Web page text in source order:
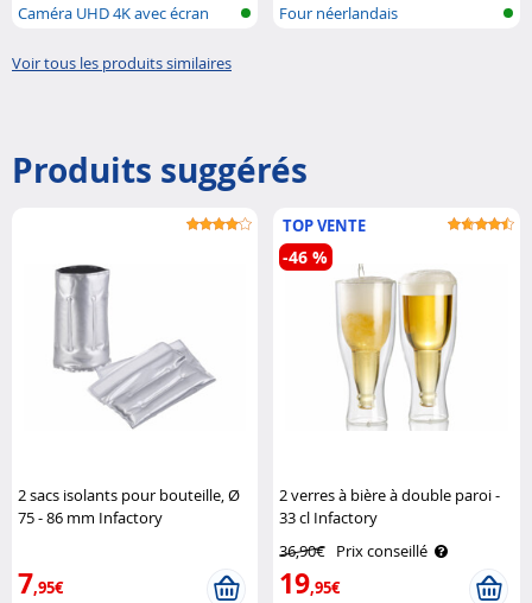
Caméra UHD 4K avec écran
Four néerlandais
Voir tous les produits similaires
Produits suggérés
2 sacs isolants pour bouteille, Ø
75 - 86 mm Infactory
7,95€
TOP VENTE
2 verres à bière à double paroi -
33 cl Infactory
36,90€ Prix conseillé
19,95€
-46 %